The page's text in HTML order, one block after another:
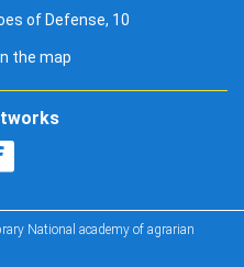
of Defense, 10
the map
National academy of agrarian